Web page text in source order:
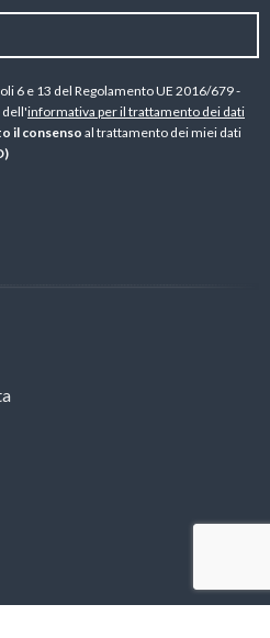
6 e 13 del Regolamento UE 2016/679 -
dell'informativa per il trattamento dei dati
il consenso al trattamento dei miei dati